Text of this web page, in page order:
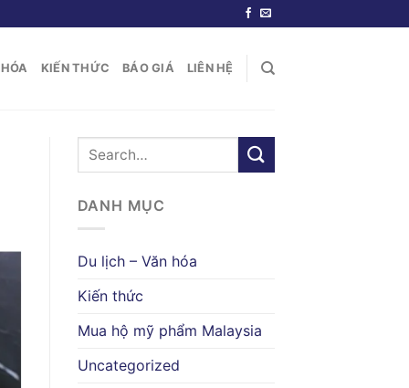
KIẾN THỨC BÁO GIÁ LIÊN HỆ
DANH MỤC
Du lịch – Văn hóa
Kiến thức
Mua hộ mỹ phẩm Malaysia
Uncategorized